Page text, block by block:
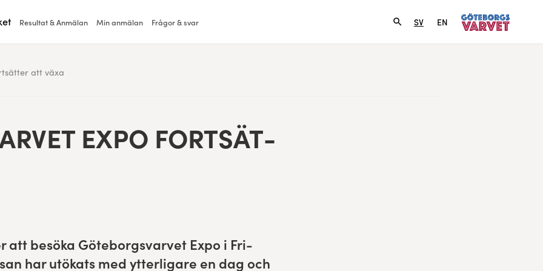
Resultat & Anmälan Min anmälan Frågor & svar SV EN
att växa
EXPO FORT­SÄT­
att besö­ka Göte­borgsvarvet Expo i Fri­
har utökats med ytterli­gare en dag och